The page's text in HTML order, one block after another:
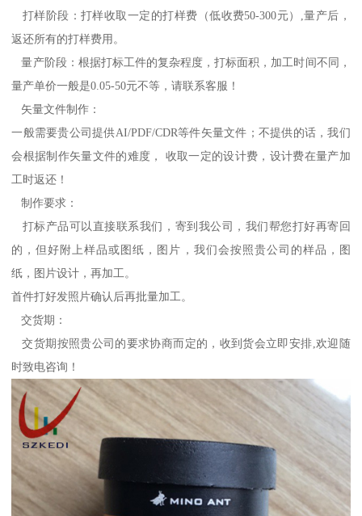
打样阶段：打样收取一定的打样费（低收费50-300元）,量产后，
返还所有的打样费用。
量产阶段：根据打标工件的复杂程度，打标面积，加工时间不同，
量产单价一般是0.05-50元不等，请联系客服！
矢量文件制作：
一般需要贵公司提供AI/PDF/CDR等件矢量文件；不提供的话，我们
会根据制作矢量文件的难度， 收取一定的设计费，设计费在量产加
工时返还！
制作要求：
打标产品可以直接联系我们，寄到我公司，我们帮您打好再寄回
的，但好附上样品或图纸，图片，我们会按照贵公司的样品，图
纸，图片设计，再加工。
首件打好发照片确认后再批量加工。
交货期：
交货期按照贵公司的要求协商而定的，收到货会立即安排,欢迎随
时致电咨询！